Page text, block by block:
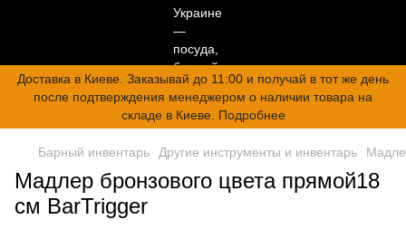
Доставка в Киеве. Заказывай до 11:00 и получай в тот же день
после подтверждения менеджером о наличии товара на
складе в Киеве. Подробнее
Барный инвентарь Другие инструменты и инвентарь
Мадлер бронзового цвета прямой18
см BarTrigger